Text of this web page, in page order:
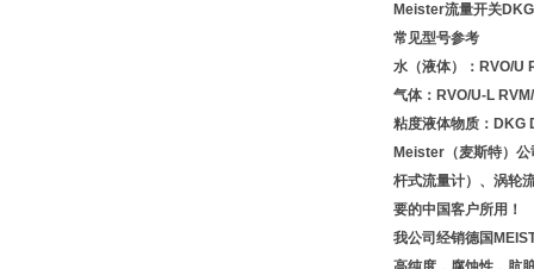
Meister流量开关
常见型号参考
水（液体）：RVO/U
气体：RVO/U-L
粘度液体物质：
Meister（麦斯特）
杆式流量计）、涡轮
要的中国客户所用！
我公司经销德国